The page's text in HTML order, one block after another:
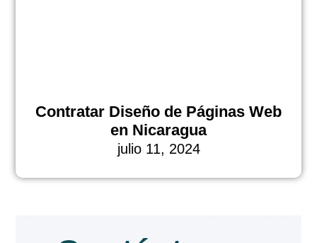
Contratar Diseño de Páginas Web
en Nicaragua
julio 11, 2024